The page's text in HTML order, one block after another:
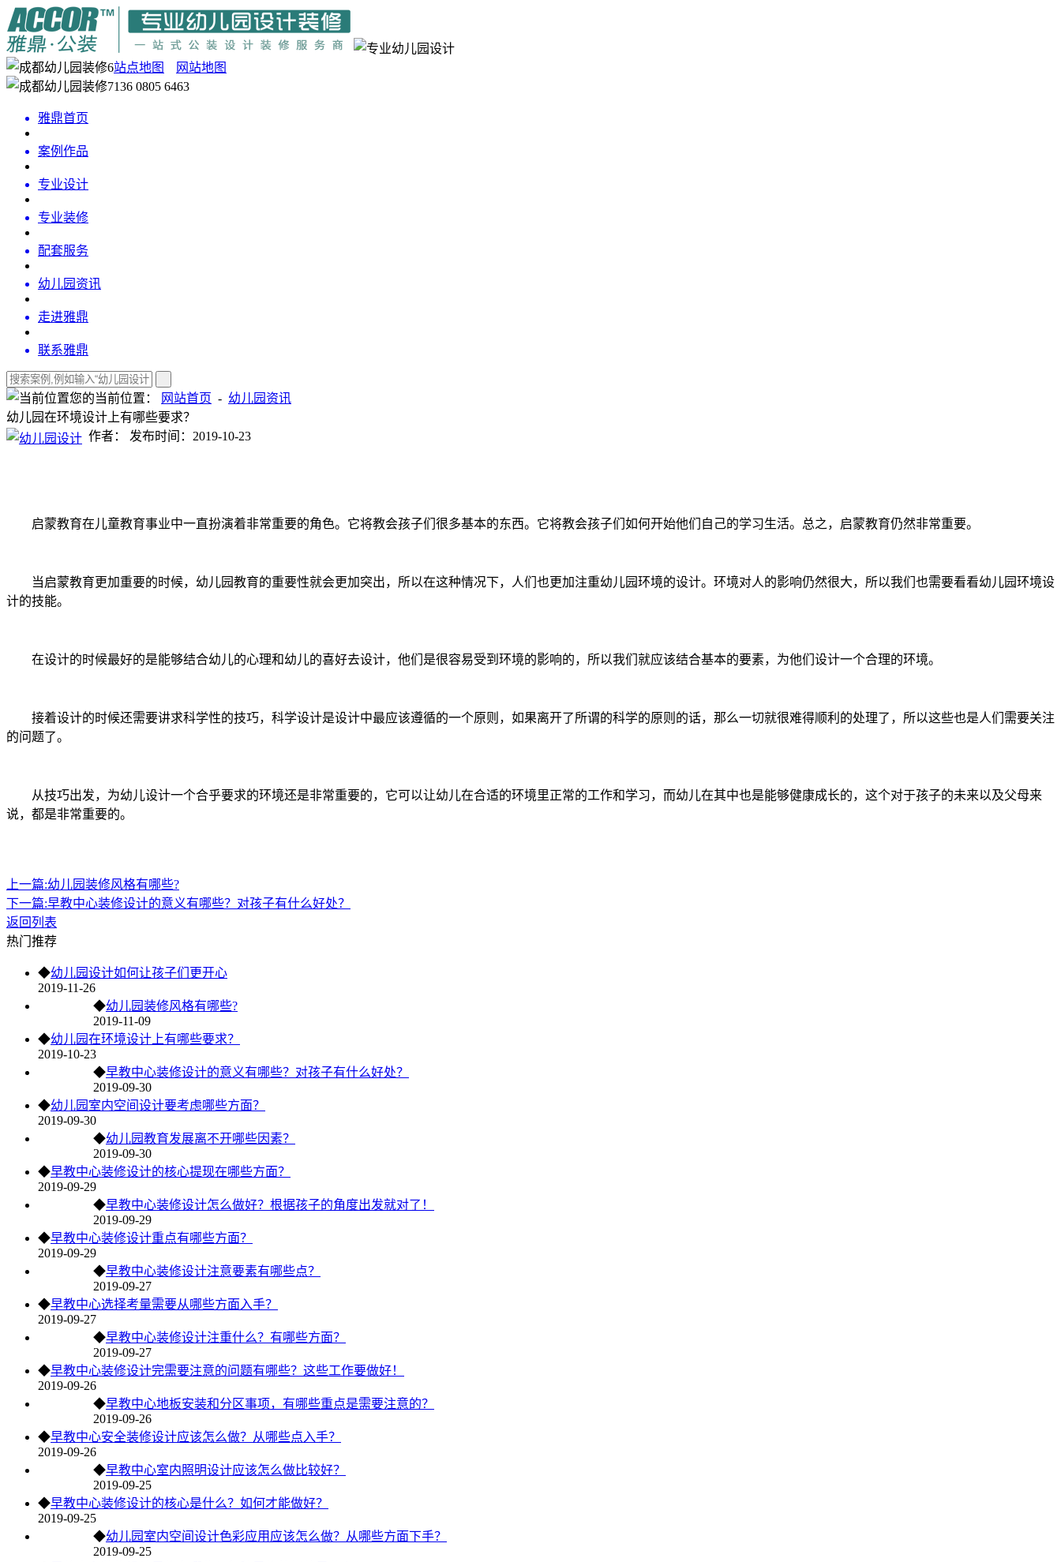
站点地图
网站地图
136 0805 6463
雅鼎首页
案例作品
专业设计
专业装修
配套服务
幼儿园资讯
走进雅鼎
联系雅鼎
您的当前位置： 网站首页 - 幼儿园资讯
幼儿园在环境设计上有哪些要求？
作者：
发布时间：2019-10-23
启蒙教育在儿童教育事业中一直扮演着非常重要的角色。它将教会孩子们很多基本的东西。它将教会孩子们如何开始他们自己的学习生活。总之，启蒙教育仍然非常重要。
当启蒙教育更加重要的时候，幼儿园教育的重要性就会更加突出，所以在这种情况下，人们也更加注重幼儿园环境的设计。环境对人的影响仍然很大，所以我们也需要看看幼儿园环境设
计的技能。
在设计的时候最好的是能够结合幼儿的心理和幼儿的喜好去设计，他们是很容易受到环境的影响的，所以我们就应该结合基本的要素，为他们设计一个合理的环境。
接着设计的时候还需要讲求科学性的技巧，科学设计是设计中最应该遵循的一个原则，如果离开了所谓的科学的原则的话，那么一切就很难得顺利的处理了，所以这些也是人们需要关注
的问题了。
从技巧出发，为幼儿设计一个合乎要求的环境还是非常重要的，它可以让幼儿在合适的环境里正常的工作和学习，而幼儿在其中也是能够健康成长的，这个对于孩子的未来以及父母来
说，都是非常重要的。
上一篇:幼儿园装修风格有哪些?
下一篇:早教中心装修设计的意义有哪些？对孩子有什么好处？
返回列表
热门推荐
◆幼儿园设计如何让孩子们更开心
2019-11-26
◆幼儿园装修风格有哪些?
2019-11-09
◆幼儿园在环境设计上有哪些要求？
2019-10-23
◆早教中心装修设计的意义有哪些？对孩子有什么好处？
2019-09-30
◆幼儿园室内空间设计要考虑哪些方面？
2019-09-30
◆幼儿园教育发展离不开哪些因素？
2019-09-30
◆早教中心装修设计的核心提现在哪些方面？
2019-09-29
◆早教中心装修设计怎么做好？根据孩子的角度出发就对了！
2019-09-29
◆早教中心装修设计重点有哪些方面？
2019-09-29
◆早教中心装修设计注意要素有哪些点？
2019-09-27
◆早教中心选择考量需要从哪些方面入手？
2019-09-27
◆早教中心装修设计注重什么？有哪些方面？
2019-09-27
◆早教中心装修设计完需要注意的问题有哪些？这些工作要做好！
2019-09-26
◆早教中心地板安装和分区事项，有哪些重点是需要注意的？
2019-09-26
◆早教中心安全装修设计应该怎么做？从哪些点入手？
2019-09-26
◆早教中心室内照明设计应该怎么做比较好？
2019-09-25
◆早教中心装修设计的核心是什么？如何才能做好？
2019-09-25
◆幼儿园室内空间设计色彩应用应该怎么做？从哪些方面下手？
2019-09-25